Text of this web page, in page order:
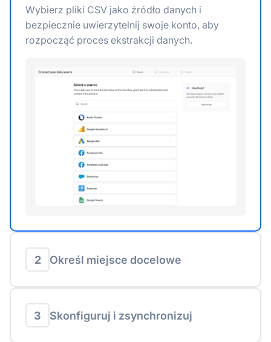
Wybierz pliki CSV jako źródło danych i
bezpiecznie uwierzytelnij swoje konto, aby
rozpocząć proces ekstrakcji danych.
2 Określ miejsce docelowe
3 Skonfiguruj i zsynchronizuj